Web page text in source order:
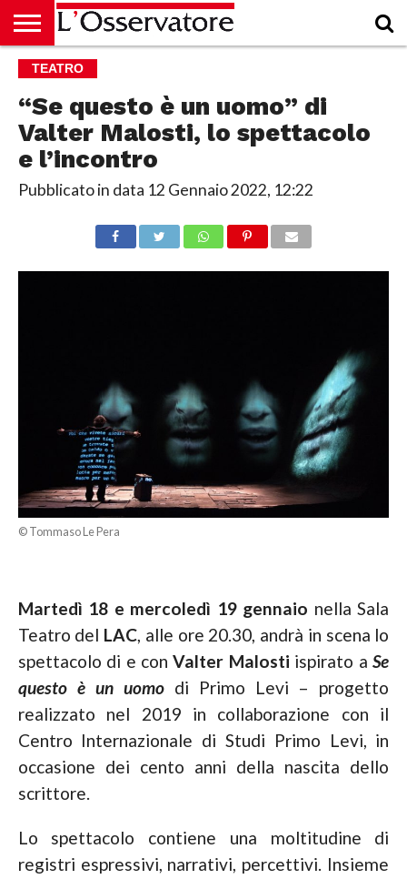
HOME
CULTURA
ECONOMIA
RUBRICHE
ARCHIVIO
PODCAST
ABBONAMENTO
CHI
ACCEDI
TEATRO
“Se questo è un uomo” di
Valter Malosti, lo spettacolo
e l’incontro
Pubblicato in data 12 Gennaio 2022, 12:22
© Tommaso Le Pera
Martedì 18 e mercoledì 19 gennaio nella Sala
Teatro del LAC, alle ore 20.30, andrà in scena lo
spettacolo di e conValter Malosti ispirato aSe
questo è un uomodi Primo Levi – progetto
realizzato nel 2019 in collaborazione con il
Centro Internazionale di Studi Primo Levi, in
occasione dei cento anni della nascita dello
scrittore.
Lo spettacolo contiene una moltitudine di
registri espressivi, narrativi, percettivi. Insieme